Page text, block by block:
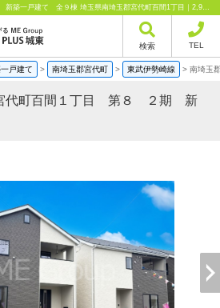
南埼玉郡宮代町百間１丁目 第８ ２期 新築一戸建て 全９棟 埼玉県南埼玉郡宮代町百間1丁目｜2,980万円の新築一戸建て｜分譲住宅や新築物件｜エムイーPLUS城東株式会社
検索 TEL
戸建て > 南埼玉郡宮代町 > 東武伊勢崎線 > 南埼玉
代町百間１丁目 第８ ２期 新